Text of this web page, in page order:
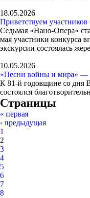
18.05.2026
Приветствуем
Седьмая «Нано-Опера»
мая участники конкурса
экскурсии состоялась
10.05.2026
«Песни войны и мира»
К 81-й годовщине со дня
состоялся
Страницы
« первая
‹ предыдущая
1
2
3
4
5
6
7
8